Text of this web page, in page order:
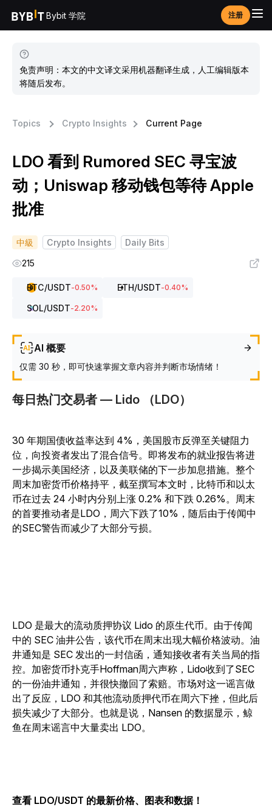
Bybit 学院 注册
免责声明：本文的中文译文采用机器翻译生成，人工编辑版本
将随后发布。
Topics Crypto Insights Current Page
LDO 看到 Rumored SEC 寻宝波
动；Uniswap 移动钱包等待 Apple
批准
中級 Crypto Insights
Daily Bits
215
BTC/USDT-0.50% ETH/USDT-0.40%
SOL/USDT-2.20%
AI 概要
仅需 30 秒，即可快速掌握文章内容并判断市场情绪！
每日热门交易者 — Lido （LDO）
30 年期国债收益率达到 4%，美国股市反弹至关键阻力
位，向投资者发出了混合信号。即将发布的就业报告将进
一步揭示美国经济，以及美联储的下一步加息措施。整个
周末加密货币价格持平，截至撰写本文时，比特币和以太
币在过去 24 小时内分别上涨 0.2% 和下跌 0.26%。周末
的首要推动者是LDO，周六下跌了10%，随后由于传闻中
的SEC警告而减少了大部分亏损。
LDO 是最大的流动质押协议 Lido 的原生代币。由于传闻
中的 SEC 油井公告，该代币在周末出现大幅价格波动。油
井通知是 SEC 发出的一封信函，通知接收者有关当局的指
控。加密货币扑克手Hoffman周六声称，Lido收到了SEC
的一份油井通知，并很快撤回了索赔。市场对这一谣言做
出了反应，LDO 和其他流动质押代币在周六下挫，但此后
损失减少了大部分。也就是说，Nansen 的数据显示，鲸
鱼在周末谣言中大量卖出 LDO。
查看 LDO/USDT 的最新价格、图表和数据！